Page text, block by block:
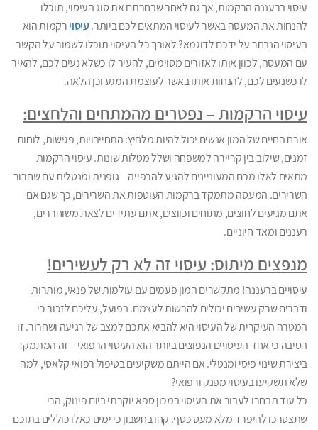
עיסוי ברעננה הרקמות, אך גם לאחר שבחרתם את סוג העיסוי, תוכלו
להנחות את המעסה באשר לעיסוי המתאים לכם ביותר. עיסוי רקמות הוא
העיסוי הנבחר על ידכם לדוגמא? לאורך כל העיסוי תוכלו לשמור על הקשר
עם המעסה, לכוון אותו לאזורים מסוימים, להעיר לו כשלא נעים לכם, להאיר
לו כשנעים לכם, להנחות אותו באשר לעוצמת המגע וכן הלאה.
עיסוי הרקמות – נפטרים מהמתחים והלחצים:
אורח החיים של המון אנשים יכול להיות מלחיץ: התחייבויות, פגישות, לוחות
זמנים, שילוב בין קריירה למשפחה ושלל מטלות שונות. עיסוי הרקמות
מתאים לאלו מכם המעוניינים להגיע להרפייה – גופנית ומנטלית עם שחרור
השרירים. המעסה מתמקד ברקמות העוטפות את השרירים, כך שגם אם
אתם מגיעים לחוצים, מתוחים וכווצים, אתם עתידים לצאת משוחררים,
רעננים ומאד חיוניים.
מנפצים מיתוס: עיסוי זה לא רק לעשירים!
עיסויים ברעננה! מתקשרים המון פעמים עם עולמות של פנאי, מותרות
ודברים שרק עשירים יכולים להרשות לעצמם. בפועל, עליכם לזכור כי
המטרה העיקרית של העיסוי היא להביא אתכם למצב של רגיעה ושחרור. זו
הסיבה כי אחד העיסויים הנפוצים ביותר הוא העיסוי הרפואי – זה המתמקד
ביצירת שינוי פיסי ומנטלי. אם הייתם משקיעים בטיפול רפואי קלאסי, למה
שלא תשקיעו בעיסוי מפנק ורפואי?
כל עוד תבחרו לעבור את העיסוי במכון ספא יוקרתי ביום פינוק, הרי
שתצטרכו להיפרד מלא מעט כסף. קחו בחשבון כי ימים כאלו כוללים בתוכם